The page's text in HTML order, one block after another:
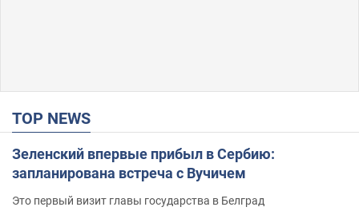
TOP NEWS
Зеленский впервые прибыл в Сербию:
запланирована встреча с Вучичем
Это первый визит главы государства в Белград